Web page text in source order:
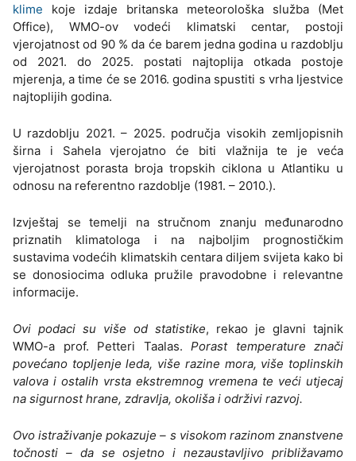
klime koje izdaje britanska meteorološka služba (Met
Office), WMO-ov vodeći klimatski centar, postoji
vjerojatnost od 90 % da će barem jedna godina u razdoblju
od 2021. do 2025. postati najtoplija otkada postoje
mjerenja, a time će se 2016. godina spustiti s vrha ljestvice
najtoplijih godina.
U razdoblju 2021. – 2025. područja visokih zemljopisnih
širna i Sahela vjerojatno će biti vlažnija te je veća
vjerojatnost porasta broja tropskih ciklona u Atlantiku u
odnosu na referentno razdoblje (1981. – 2010.).
Izvještaj se temelji na stručnom znanju međunarodno
priznatih klimatologa i na najboljim prognostičkim
sustavima vodećih klimatskih centara diljem svijeta kako bi
se donosiocima odluka pružile pravodobne i relevantne
informacije.
Ovi podaci su više od statistike, rekao je glavni tajnik
WMO-a prof. Petteri Taalas. Porast temperature znači
povećano topljenje leda, više razine mora, više toplinskih
valova i ostalih vrsta ekstremnog vremena te veći utjecaj
na sigurnost hrane, zdravlja, okoliša i održivi razvoj.
Ovo istraživanje pokazuje – s visokom razinom znanstvene
točnosti – da se osjetno i nezaustavljivo približavamo